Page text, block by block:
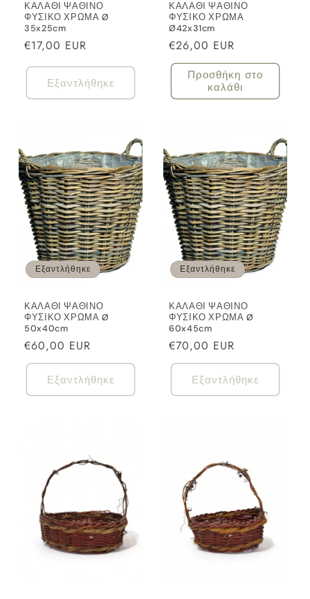
ΚΑΛΑΘΙ ΨΑΘΙΝΟ
ΦΥΣΙΚΟ ΧΡΩΜΑ Ø
35x25cm
Κανονική
€17,00 EUR
Εξαντλήθηκε
ΚΑΛΑΘΙ ΨΑΘΙΝΟ
ΦΥΣΙΚΟ ΧΡΩΜΑ
Ø42x31cm
Κανονική
τιμή
€26,00 EUR
Προσθήκη στο
καλάθι
Εξαντλήθηκε
ΚΑΛΑΘΙ ΨΑΘΙΝΟ
ΦΥΣΙΚΟ ΧΡΩΜΑ Ø
50x40cm
Κανονική
τιμή
€60,00 EUR
Εξαντλήθηκε
Εξαντλήθηκε
ΚΑΛΑΘΙ ΨΑΘΙΝΟ
ΦΥΣΙΚΟ ΧΡΩΜΑ Ø
60x45cm
Κανονική
τιμή
€70,00 EUR
Εξαντλήθηκε